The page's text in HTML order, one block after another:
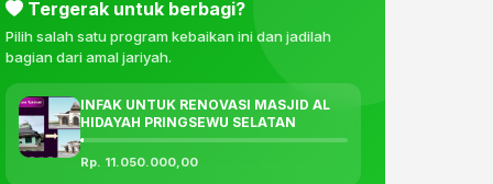
Tergerak untuk berbagi?
Pilih salah satu program kebaikan ini dan jadilah
bagian dari amal jariyah.
INFAK UNTUK RENOVASI MASJID AL
HIDAYAH PRINGSEWU SELATAN
Rp. 11.050.000,00